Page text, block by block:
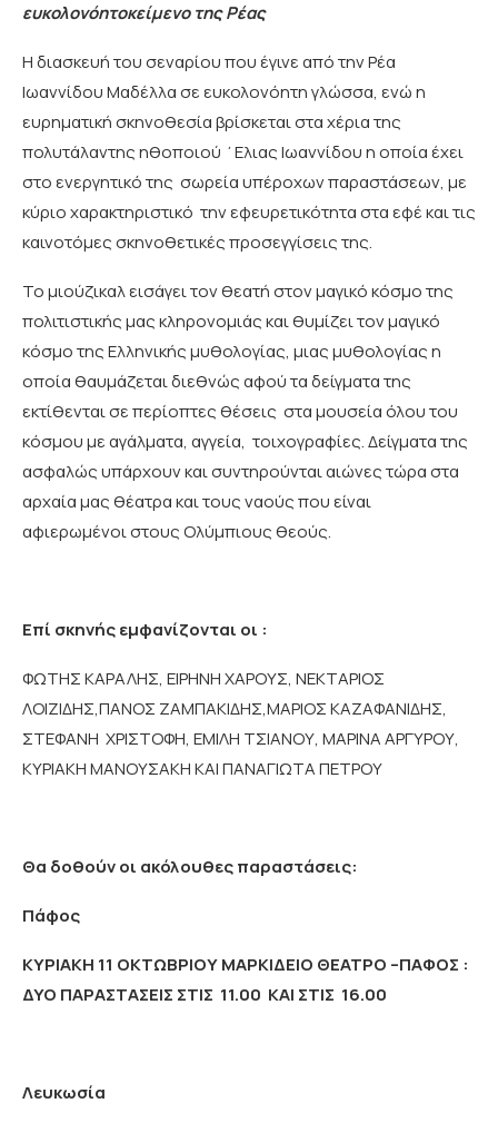
ευκολονόητοκείμενο της Ρέας
Η διασκευή του σεναρίου που έγινε από την Ρέα
Ιωαννίδου Μαδέλλα σε ευκολονόητη γλώσσα, ενώ η
ευρηματική σκηνοθεσία βρίσκεται στα χέρια της
πολυτάλαντης ηθοποιού ΄Ελιας Ιωαννίδου η οποία έχει
στο ενεργητικό της σωρεία υπέροχων παραστάσεων, με
κύριο χαρακτηριστικό την εφευρετικότητα στα εφέ και τις
καινοτόμες σκηνοθετικές προσεγγίσεις της.
Το μιούζικαλ εισάγει τον θεατή στον μαγικό κόσμο της
πολιτιστικής μας κληρονομιάς και θυμίζει τον μαγικό
κόσμο της Ελληνικής μυθολογίας, μιας μυθολογίας η
οποία θαυμάζεται διεθνώς αφού τα δείγματα της
εκτίθενται σε περίοπτες θέσεις στα μουσεία όλου του
κόσμου με αγάλματα, αγγεία, τοιχογραφίες. Δείγματα της
ασφαλώς υπάρχουν και συντηρούνται αιώνες τώρα στα
αρχαία μας θέατρα και τους ναούς που είναι
αφιερωμένοι στους Ολύμπιους θεούς.
Επί σκηνής εμφανίζονται οι :
ΦΩΤΗΣ ΚΑΡΑΛΗΣ, ΕΙΡΗΝΗ ΧΑΡΟΥΣ, ΝΕΚΤΑΡΙΟΣ
ΛΟΙΖΙΔΗΣ,ΠΑΝΟΣ ΖΑΜΠΑΚΙΔΗΣ,ΜΑΡΙΟΣ ΚΑΖΑΦΑΝΙΔΗΣ,
ΣΤΕΦΑΝΗ ΧΡΙΣΤΟΦΗ, ΕΜΙΛΗ ΤΣΙΑΝΟΥ, ΜΑΡΙΝΑ ΑΡΓΥΡΟΥ,
ΚΥΡΙΑΚΗ ΜΑΝΟΥΣΑΚΗ ΚΑΙ ΠΑΝΑΓΙΩΤΑ ΠΕΤΡΟΥ
Θα δοθούν οι ακόλουθες παραστάσεις:
Πάφος
ΚΥΡΙΑΚΗ 11 ΟΚΤΩΒΡΙΟΥ ΜΑΡΚΙΔΕΙΟ ΘΕΑΤΡΟ –ΠΑΦΟΣ :
ΔΥΟ ΠΑΡΑΣΤΑΣΕΙΣ ΣΤΙΣ 11.00 ΚΑΙ ΣΤΙΣ 16.00
Λευκωσία